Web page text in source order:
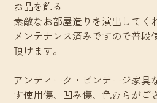
お品を飾る
素敵なお部屋造りを演出してく
メンテナンス済みですので普段
頂けます。
アンティーク・ビンテージ家具
す使用傷、凹み傷、色むらがご